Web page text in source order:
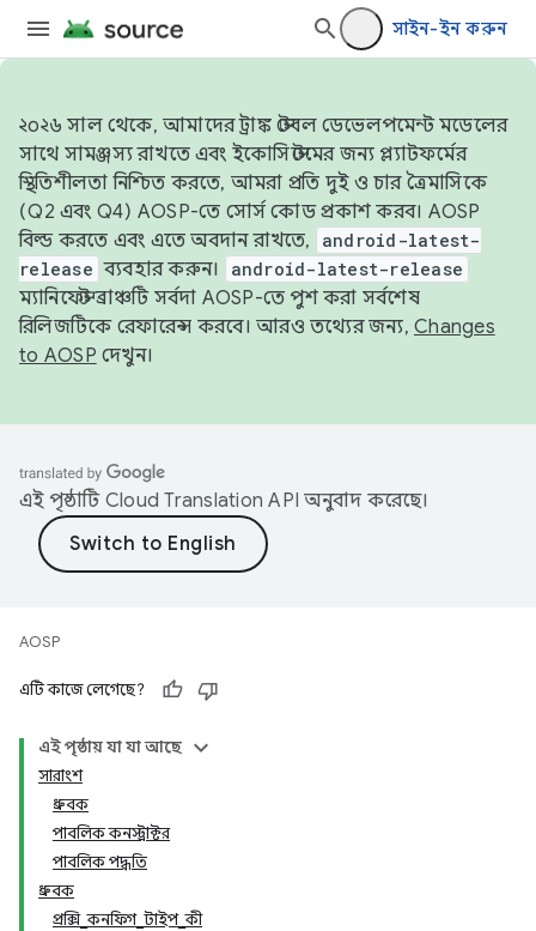
সাইন-ইন করুন
২০২৬ সাল থেকে, আমাদের ট্রাঙ্ক স্টেবল ডেভেলপমেন্ট মডেলের
সাথে সামঞ্জস্য রাখতে এবং ইকোসিস্টেমের জন্য প্ল্যাটফর্মের
স্থিতিশীলতা নিশ্চিত করতে, আমরা প্রতি দুই ও চার ত্রৈমাসিকে
(Q2 এবং Q4) AOSP-তে সোর্স কোড প্রকাশ করব। AOSP
বিল্ড করতে এবং এতে অবদান রাখতে,
android-latest-
release ব্যবহার করুন। android-latest-release
ম্যানিফেস্ট ব্রাঞ্চটি সর্বদা AOSP-তে পুশ করা সর্বশেষ
রিলিজটিকে রেফারেন্স করবে। আরও তথ্যের জন্য, Changes
to AOSP দেখুন।
এই পৃষ্ঠাটি Cloud Translation API অনুবাদ করেছে।
AOSP
এটি কাজে লেগেছে?
এই পৃষ্ঠায় যা যা আছে
সারাংশ
ধ্রুবক
পাবলিক কনস্ট্রাক্টর
পাবলিক পদ্ধতি
ধ্রুবক
প্রক্সি_কনফিগ_টাইপ_কী